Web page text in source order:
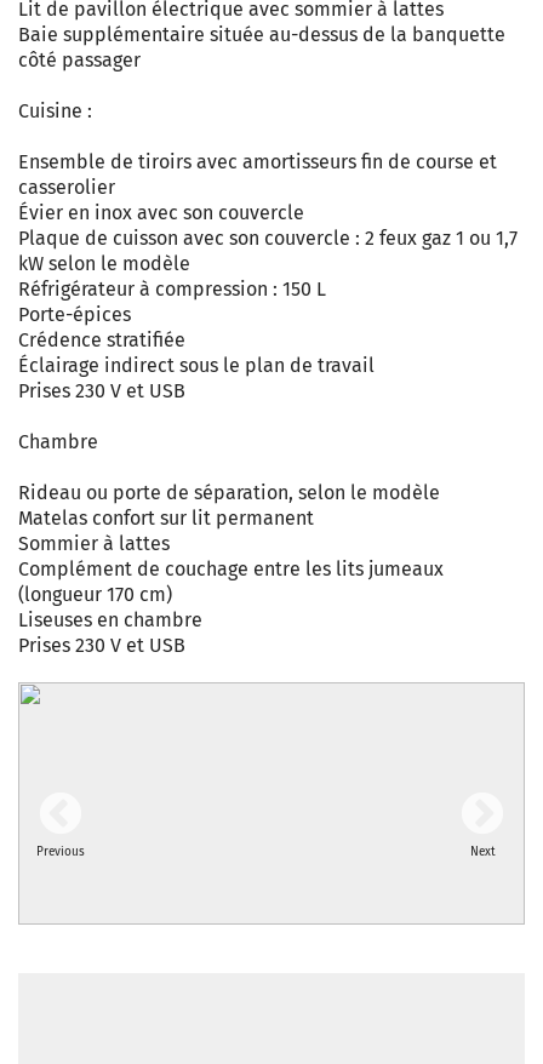
Lit de pavillon électrique avec sommier à lattes
Baie supplémentaire située au-dessus de la banquette
côté passager
Cuisine :
Ensemble de tiroirs avec amortisseurs fin de course et
casserolier
Évier en inox avec son couvercle
Plaque de cuisson avec son couvercle : 2 feux gaz 1 ou 1,7
kW selon le modèle
Réfrigérateur à compression : 150 L
Porte-épices
Crédence stratifiée
Éclairage indirect sous le plan de travail
Prises 230 V et USB
Chambre
Rideau ou porte de séparation, selon le modèle
Matelas confort sur lit permanent
Sommier à lattes
Complément de couchage entre les lits jumeaux
(longueur 170 cm)
Liseuses en chambre
Prises 230 V et USB
Previous Next